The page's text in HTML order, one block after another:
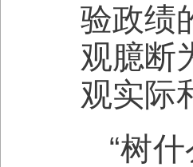
验政绩
观臆断
观实际
“树